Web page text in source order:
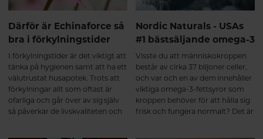
Därför är Echinaforce så
bra i förkylningstider
I förkylningstider är det viktigt att
tänka på hygienen samt att ha ett
välutrustat husapotek. Trots att
förkylningar allt som oftast är
ofarliga och går över av sig själv
så påverkar de livskvaliteten och
Nordic Naturals - USAs
#1 bästsäljande omega-3
Visste du att människokroppen
består av cirka 37 biljoner celler,
och var och en av dem innehåller
viktiga omega-3-fettsyror som
kroppen behöver för att hålla sig
frisk och fungera normalt? Det är